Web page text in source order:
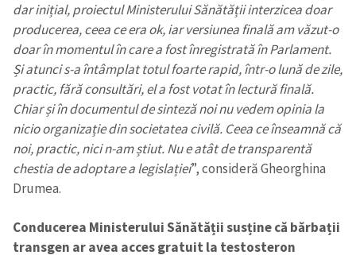
dar inițial, proiectul Ministerului Sănătății interzicea doar
producerea, ceea ce era ok, iar versiunea finală am văzut-o
doar în momentul în care a fost înregistrată în Parlament.
Și atunci s-a întâmplat totul foarte rapid, într-o lună de zile,
practic, fără consultări, el a fost votat în lectură finală.
Chiar și în documentul de sinteză noi nu vedem opinia la
nicio organizație din societatea civilă. Ceea ce înseamnă că
noi, practic, nici n-am știut. Nu e atât de transparentă
chestia de adoptare a legislației”, consideră Gheorghina
Drumea.
Conducerea Ministerului Sănătății susține că bărbații
transgen ar avea acces gratuit la testosteron